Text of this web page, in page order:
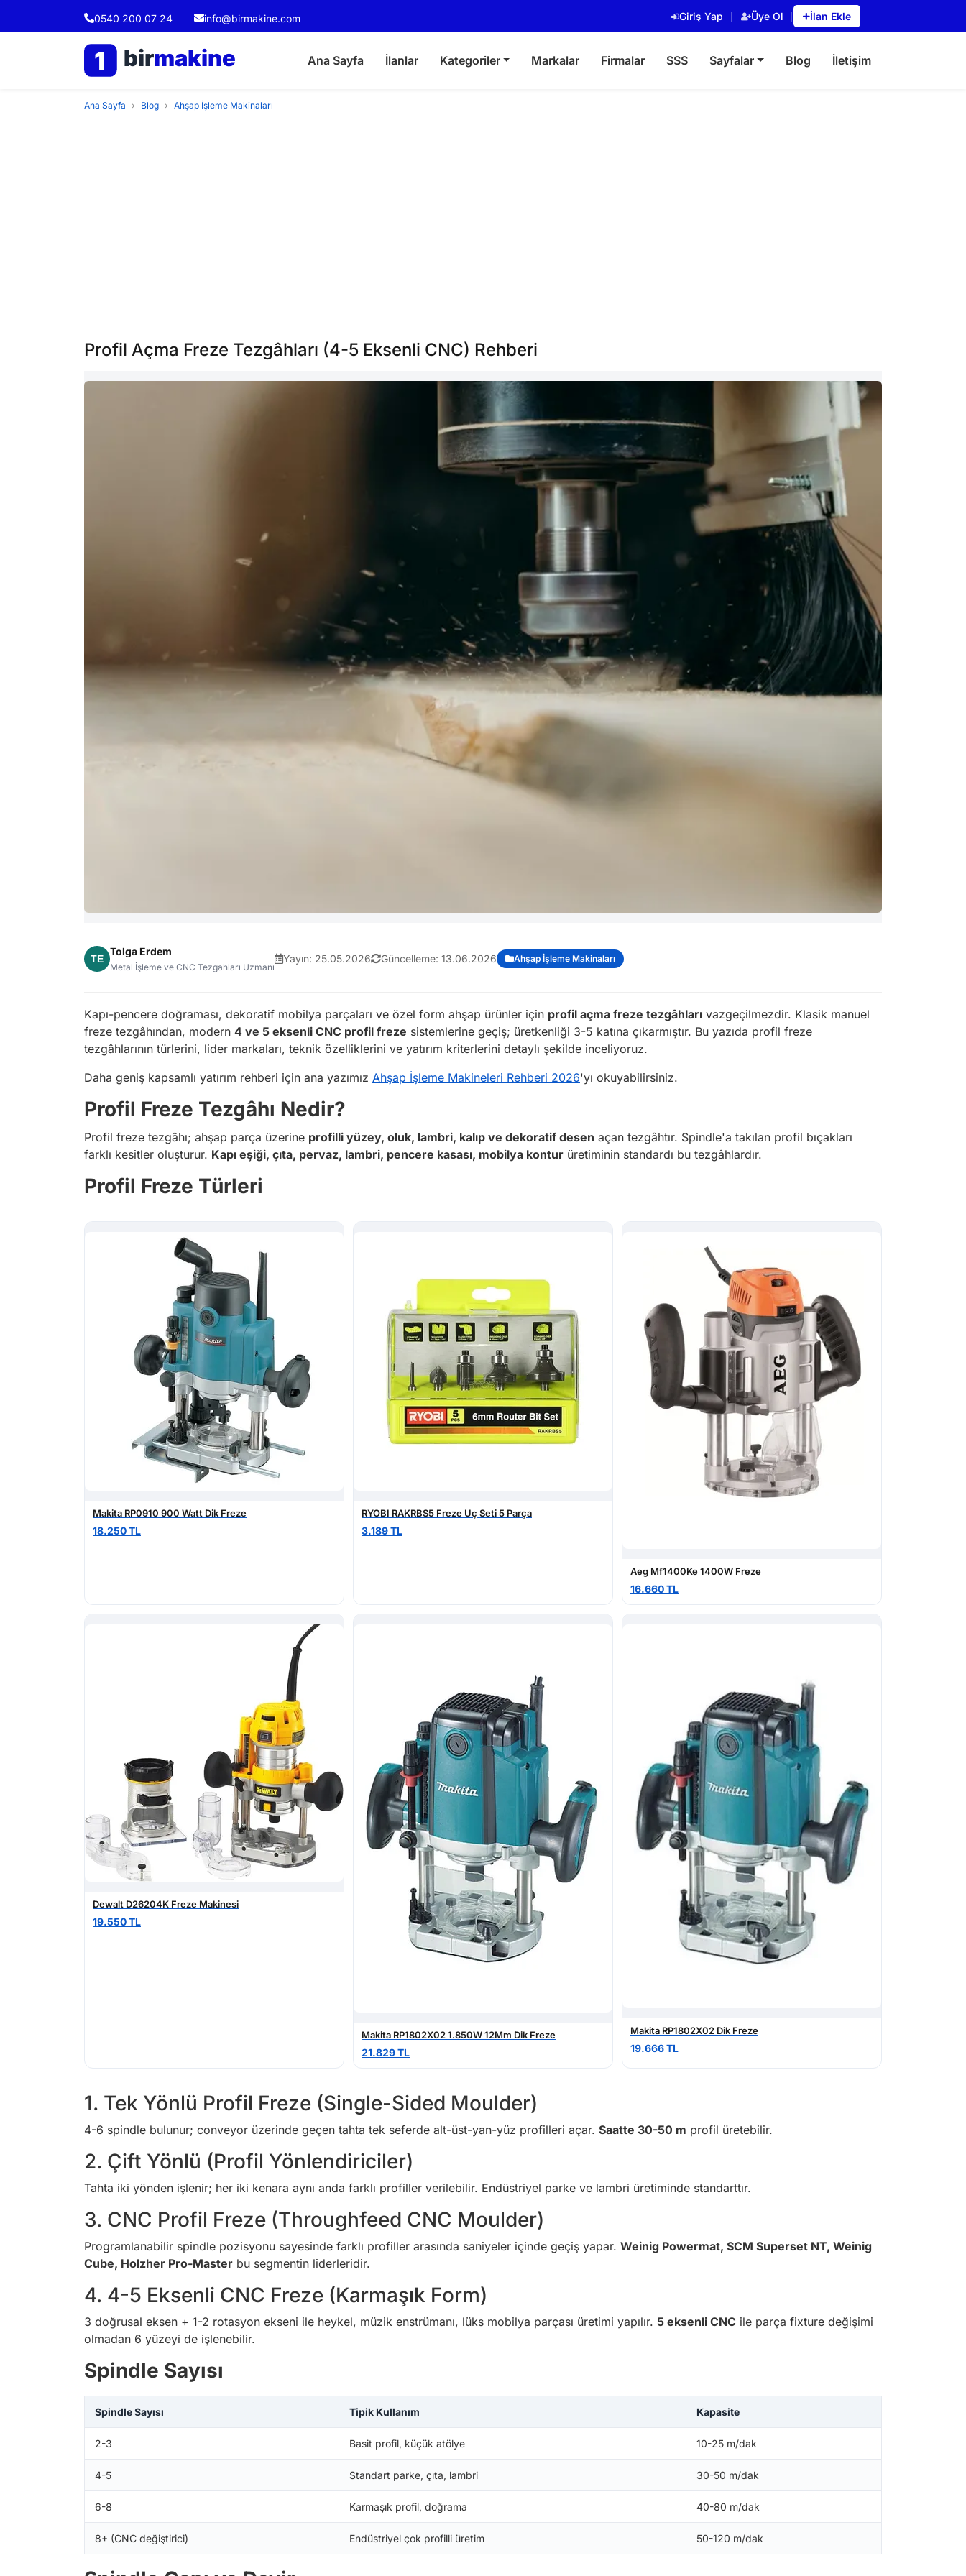
0540 200 07 24 info@birmakine.com Giriş Yap Üye Ol İlan Ekle
1 birmakine Ana Sayfa İlanlar Kategoriler Markalar Firmalar SSS Sayfalar Blog İletişim
Ana Sayfa › Blog › Ahşap İşleme Makinaları
Profil Açma Freze Tezgâhları (4-5 Eksenli CNC) Rehberi
Tolga Erdem
Metal İşleme ve CNC Tezgahları Uzmanı
Yayın: 25.05.2026 Güncelleme: 13.06.2026 Ahşap İşleme Makinaları
Kapı-pencere doğraması, dekoratif mobilya parçaları ve özel form ahşap ürünler için profil açma freze tezgâhları vazgeçilmezdir. Klasik manuel
freze tezgâhından, modern 4 ve 5 eksenli CNC profil freze sistemlerine geçiş; üretkenliği 3-5 katına çıkarmıştır. Bu yazıda profil freze
tezgâhlarının türlerini, lider markaları, teknik özelliklerini ve yatırım kriterlerini detaylı şekilde inceliyoruz.
Daha geniş kapsamlı yatırım rehberi için ana yazımız Ahşap İşleme Makineleri Rehberi 2026'yı okuyabilirsiniz.
Profil Freze Tezgâhı Nedir?
Profil freze tezgâhı; ahşap parça üzerine profilli yüzey, oluk, lambri, kalıp ve dekoratif desen açan tezgâhtır. Spindle'a takılan profil bıçakları
farklı kesitler oluşturur. Kapı eşiği, çıta, pervaz, lambri, pencere kasası, mobilya kontur üretiminin standardı bu tezgâhlardır.
Profil Freze Türleri
Makita RP0910 900 Watt Dik Freze
18.250 TL
RYOBI RAKRBS5 Freze Uç Seti 5 Parça
3.189 TL
Aeg Mf1400Ke 1400W Freze
16.660 TL
Dewalt D26204K Freze Makinesi
19.550 TL
Makita RP1802X02 1.850W 12Mm Dik Freze
21.829 TL
Makita RP1802X02 Dik Freze
19.666 TL
1. Tek Yönlü Profil Freze (Single-Sided Moulder)
4-6 spindle bulunur; conveyor üzerinde geçen tahta tek seferde alt-üst-yan-yüz profilleri açar. Saatte 30-50 m profil üretebilir.
2. Çift Yönlü (Profil Yönlendiriciler)
Tahta iki yönden işlenir; her iki kenara aynı anda farklı profiller verilebilir. Endüstriyel parke ve lambri üretiminde standarttır.
3. CNC Profil Freze (Throughfeed CNC Moulder)
Programlanabilir spindle pozisyonu sayesinde farklı profiller arasında saniyeler içinde geçiş yapar. Weinig Powermat, SCM Superset NT, Weinig
Cube, Holzher Pro-Master bu segmentin liderleridir.
4. 4-5 Eksenli CNC Freze (Karmaşık Form)
3 doğrusal eksen + 1-2 rotasyon ekseni ile heykel, müzik enstrümanı, lüks mobilya parçası üretimi yapılır. 5 eksenli CNC ile parça fixture değişimi
olmadan 6 yüzeyi de işlenebilir.
Spindle Sayısı
Spindle Sayısı Tipik Kullanım Kapasite
2-3 Basit profil, küçük atölye 10-25 m/dak
4-5 Standart parke, çıta, lambri 30-50 m/dak
6-8 Karmaşık profil, doğrama 40-80 m/dak
8+ (CNC değiştirici) Endüstriyel çok profilli üretim 50-120 m/dak